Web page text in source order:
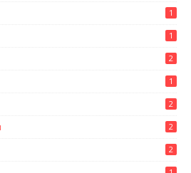
1
1
2
1
2
2
2